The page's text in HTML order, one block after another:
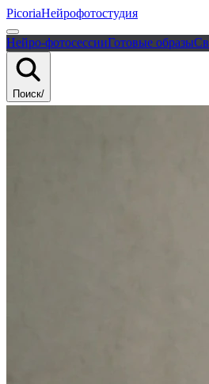
PicoriaНейрофотостудия
Нейро-фотосессииГотовые образы
Поиск/